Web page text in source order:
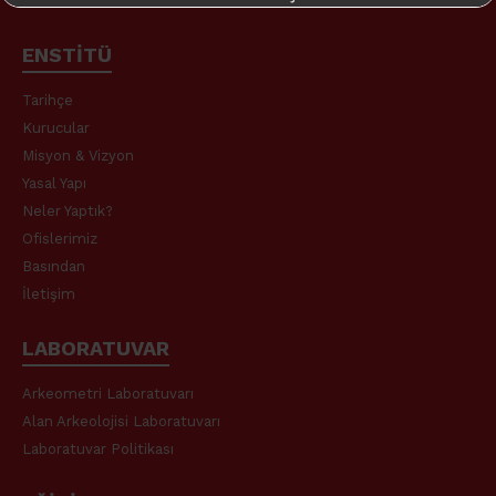
ENSTİTÜ
Tarihçe
Kurucular
Misyon & Vizyon
Yasal Yapı
Neler Yaptık?
Ofislerimiz
Basından
İletişim
LABORATUVAR
Arkeometri Laboratuvarı
Alan Arkeolojisi Laboratuvarı
Laboratuvar Politikası